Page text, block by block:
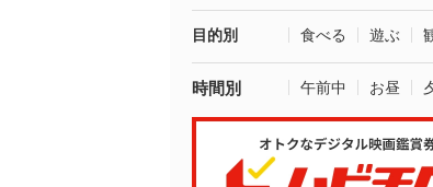
目的別 食べる 遊ぶ
時間別 午前中 お昼